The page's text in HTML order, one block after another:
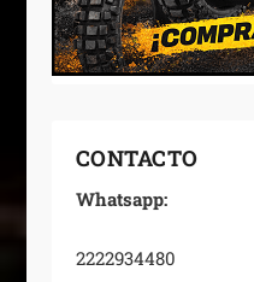
CONTACTO
Whatsapp:
2222934480